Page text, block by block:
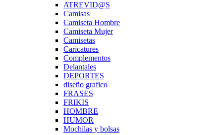
ATREVID@S
Camisas
Camiseta Hombre
Camiseta Mujer
Camisetas
Caricatures
Complementos
Delantales
DEPORTES
diseño grafico
FRASES
FRIKIS
HOMBRE
HUMOR
Mochilas y bolsas